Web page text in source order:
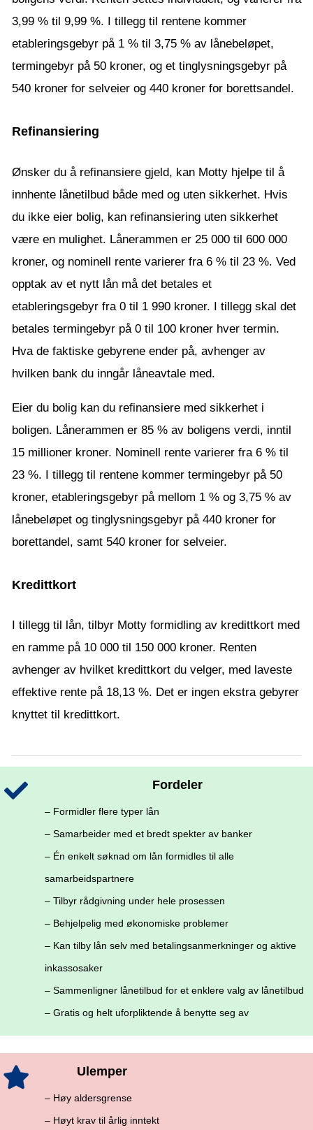
3,99 % til 9,99 %. I tillegg til rentene kommer
etableringsgebyr på 1 % til 3,75 % av lånebeløpet,
termingebyr på 50 kroner, og et tinglysningsgebyr på
540 kroner for selveier og 440 kroner for borettsandel.
Refinansiering
Ønsker du å refinansiere gjeld, kan Motty hjelpe til å
innhente lånetilbud både med og uten sikkerhet. Hvis
du ikke eier bolig, kan refinansiering uten sikkerhet
være en mulighet. Lånerammen er 25 000 til 600 000
kroner, og nominell rente varierer fra 6 % til 23 %. Ved
opptak av et nytt lån må det betales et
etableringsgebyr fra 0 til 1 990 kroner. I tillegg skal det
betales termingebyr på 0 til 100 kroner hver termin.
Hva de faktiske gebyrene ender på, avhenger av
hvilken bank du inngår låneavtale med.
Eier du bolig kan du refinansiere med sikkerhet i
boligen. Lånerammen er 85 % av boligens verdi, inntil
15 millioner kroner. Nominell rente varierer fra 6 % til
23 %. I tillegg til rentene kommer termingebyr på 50
kroner, etableringsgebyr på mellom 1 % og 3,75 % av
lånebeløpet og tinglysningsgebyr på 440 kroner for
borettandel, samt 540 kroner for selveier.
Kredittkort
I tillegg til lån, tilbyr Motty formidling av kredittkort med
en ramme på 10 000 til 150 000 kroner. Renten
avhenger av hvilket kredittkort du velger, med laveste
effektive rente på 18,13 %. Det er ingen ekstra gebyrer
knyttet til kredittkort.
Fordeler
– Formidler flere typer lån
– Samarbeider med et bredt spekter av banker
– Én enkelt søknad om lån formidles til alle
samarbeidspartnere
– Tilbyr rådgivning under hele prosessen
– Behjelpelig med økonomiske problemer
– Kan tilby lån selv med betalingsanmerkninger og aktive
inkassosaker
– Sammenligner lånetilbud for et enklere valg av lånetilbud
– Gratis og helt uforpliktende å benytte seg av
Ulemper
– Høy aldersgrense
– Høyt krav til årlig inntekt